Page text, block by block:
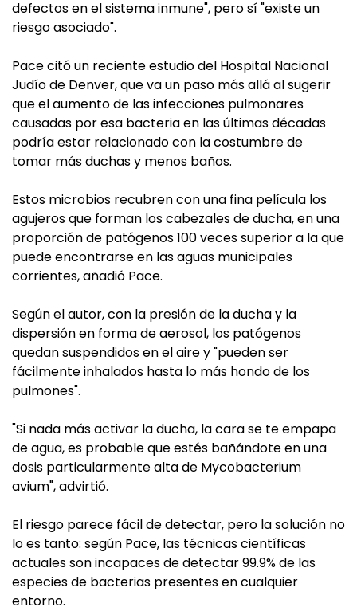
defectos en el sistema inmune", pero sí "existe un
riesgo asociado".
Pace citó un reciente estudio del Hospital Nacional
Judío de Denver, que va un paso más allá al sugerir
que el aumento de las infecciones pulmonares
causadas por esa bacteria en las últimas décadas
podría estar relacionado con la costumbre de
tomar más duchas y menos baños.
Estos microbios recubren con una fina película los
agujeros que forman los cabezales de ducha, en una
proporción de patógenos 100 veces superior a la que
puede encontrarse en las aguas municipales
corrientes, añadió Pace.
Según el autor, con la presión de la ducha y la
dispersión en forma de aerosol, los patógenos
quedan suspendidos en el aire y "pueden ser
fácilmente inhalados hasta lo más hondo de los
pulmones".
"Si nada más activar la ducha, la cara se te empapa
de agua, es probable que estés bañándote en una
dosis particularmente alta de Mycobacterium
avium", advirtió.
El riesgo parece fácil de detectar, pero la solución no
lo es tanto: según Pace, las técnicas científicas
actuales son incapaces de detectar 99.9% de las
especies de bacterias presentes en cualquier
entorno.